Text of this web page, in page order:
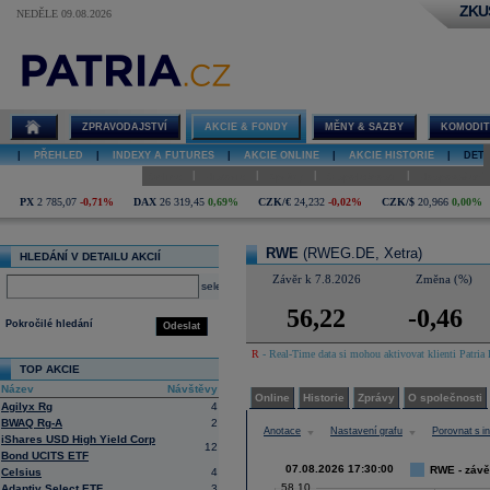
NEDĚLE 09.08.2026
RWE graf
ZPRAVODAJSTVÍ AKCIE & FONDY MĚNY & SAZBY
PŘEHLED INDEXY A FUTURES AKCIE ONLINE AKCIE HISTORIE
PX 2 785,07 -0,71% DAX 26 319,45 0,69% CZK/€ 24,232 -0,02% CZK/$ 20,966 0,00%
HLEDÁNÍ V DETAILU AKCIÍ
select
Odeslat
Pokročilé hledání
TOP AKCIE
Název
Návštěvy
Agilyx Rg
4
BWAQ Rg-A
2
iShares USD High Yield Corp
Bond UCITS ETF
12
Celsius
4
RWE (RWEG.DE, Xetra)
Závěr k 7.8.2026 Změna (%)
56,22 -0,46
R - Real-Time data si mohou aktivovat klienti
Online Historie Zprávy O společnosti
Anotace Nastavení grafu Porovnat s
58,10
07.08.2026 17:30:00 RWE -